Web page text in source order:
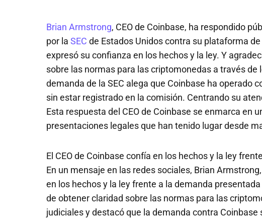
Brian Armstrong, CEO de Coinbase, ha respondido
por la SEC de Estados Unidos contra su plataforma
expresó su confianza en los hechos y la ley. Y
sobre las normas para las criptomonedas a través
demanda de la SEC alega que Coinbase ha operado
sin estar registrado en la comisión. Centrando su
Esta respuesta del CEO de Coinbase se enmarca en
presentaciones legales que han tenido lugar desde
El CEO de Coinbase confía en los hechos y la ley
En un mensaje en las redes sociales, Brian
en los hechos y la ley frente a la demanda
de obtener claridad sobre las normas para las
judiciales y destacó que la demanda contra